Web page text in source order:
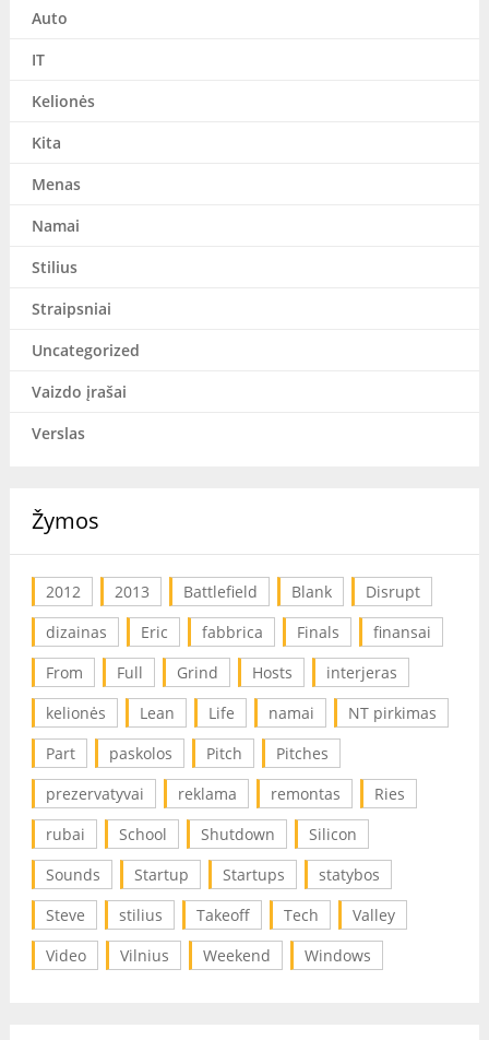
Auto
IT
Kelionės
Kita
Menas
Namai
Stilius
Straipsniai
Uncategorized
Vaizdo įrašai
Verslas
Žymos
2012 2013 Battlefield Blank
Disrupt
dizainas
Eric fabbrica Finals
finansai
From
Full Grind Hosts
interjeras
kelionės
Lean Life namai
NT pirkimas
Part
paskolos Pitch
Pitches
prezervatyvai
reklama remontas
Ries
rubai
School Shutdown
Silicon
Sounds
Startup Startups
statybos
Steve
stilius Takeoff Tech
Valley
Video
Vilnius Weekend Windows